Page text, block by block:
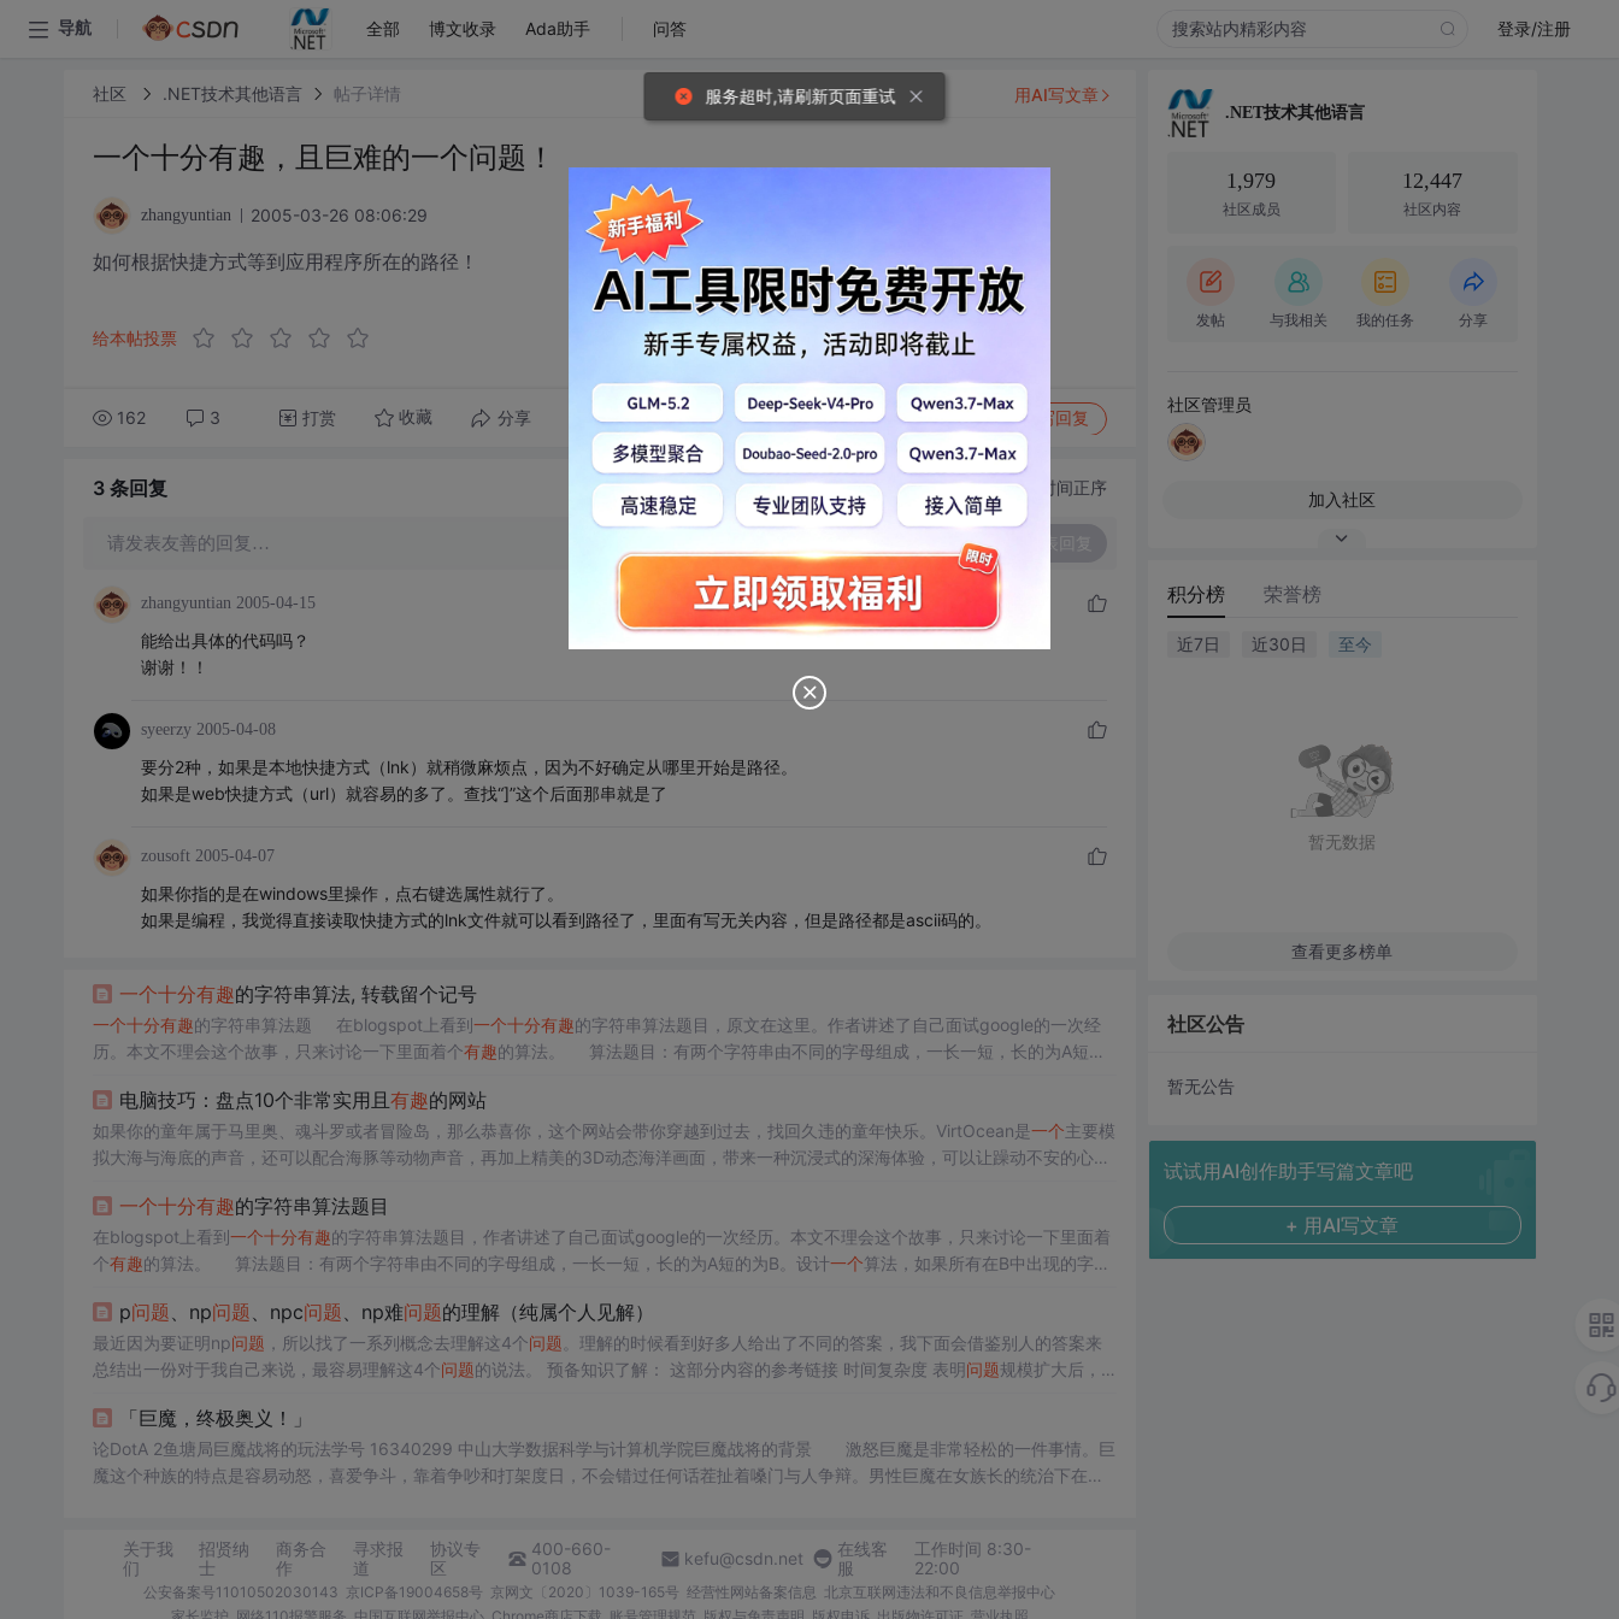
导航 全部 博文收录 Ada助手 问答 登录/注册
社区 .NET技术其他语言 帖子详情
一个十分有趣，且巨难的一个问题！
zhangyuntian 2005-03-26 08:06:29
如何根据快捷方式等到应用程序所在的路径！
给本帖投票
162 3 打赏 收藏 分享 转发到动态 举报 写回复
用AI写文章
3 条回复 切换为时间正序
请发表友善的回复…
zhangyuntian 2005-04-15
能给出具体的代码吗？
谢谢！！
syeerzy 2005-04-08
要分2种，如果是本地快捷方式（lnk）就稍微麻烦点，因为不好确定从哪里开始是路径。
如果是web快捷方式（url）就容易的多了。查找“]”这个后面那串就是了
zousoft 2005-04-07
如果你指的是在windows里操作，点右键选属性就行了。
如果是编程，我觉得直接读取快捷方式的lnk文件就可以看到路径了，里面有写无关内容，但是路径都是ascii码的。
一个十分有趣的字符串算法, 转载留个记号
一个十分有趣 的字符串算法题 在blogspot上看到一个十分有趣的字符串算法题目，原文在这里。作者讲述了自己面试google的一次经
历。本文不理会这个故事，只来讨论一下里面着个有趣的算法。 算法题目：有两个字符串由不同的字母组成，一长一短，长的为A短的
电脑技巧：盘点10个非常实用且 有趣的网站
如果你的童年属于马里奥、魂斗罗或者冒险岛，那么恭喜你，这个网站会带你穿越到过去，找回久违的童年快乐。VirtOcean是一个主要模
拟大海与海底的声音，还可以配合海豚等动物声音，再加上精美的3D动态海洋画面，带来一种沉浸式的深海体验，可以让躁动不安的心瞬
快速找到你想看的电影。这是一个十分好用的影单推荐网站，以思维导图的形式将电影分类整理，选择你喜欢的类型，就可以看到这种类
型的很多电影。
一个十分有趣的字符串算法题目
在blogspot上看到一个十分有趣的字符串算法题目，作者讲述了自己面试google的一次经历。本文不理会这个故事，只来讨论一下里面着
个有趣 的算法。 算法题目：有两个字符串由不同的字母组成，一长一短，长的为A短的为B。设计一个算法，如果所有在B中出现的字符
p问题、np问题、npc问题、np难问题的理解（纯属个人见解）
最近因为要证明np问题 ，所以找了一系列概念去理解这4个问题 。理解的时候看到好多人给出了不同的答案，我下面会借鉴别人的答案来
总结出一份对于我自己来说，最容易理解这4个问题 的说法。 预备知识了解： 这部分内容的参考链接 时间复杂度 表明问题规模扩大后，
陌生，从程序的角度出...
「巨魔，终极奥义！」
论DotA 2鱼塘局巨魔战将的玩法学号 16340299 中山大学数据科学与计算机学院巨魔战将的背景 激怒巨魔是非常轻松的一件事情。巨
魔这个种族的特点是容易动怒，喜爱争斗，靠着争吵和打架度日，不会错过任何话茬扯着嗓门与人争辩。男性巨魔在女族长的统治下在地
关于我
们
招贤纳
士
商务合
作
寻求报
道
协议专
区
400-660-
0108
kefu@csdn.net
在线客
服
工作时间 8:30-
22:00
公安备案号11010502030143 京ICP备19004658号 京网文〔2020〕1039-165号 经营性网站备案信息 北京互联网违法和不良信息举报中心
.NET技术其他语言
1,979
社区成员
12,447
社区内容
发帖 与我相关 我的任务 分享
社区管理员
加入社区
积分榜 荣誉榜
近7日 近30日 至今
暂无数据
查看更多榜单
社区公告
暂无公告
试试用AI创作助手写篇文章吧
+ 用AI写文章
服务超时,请刷新页面重试